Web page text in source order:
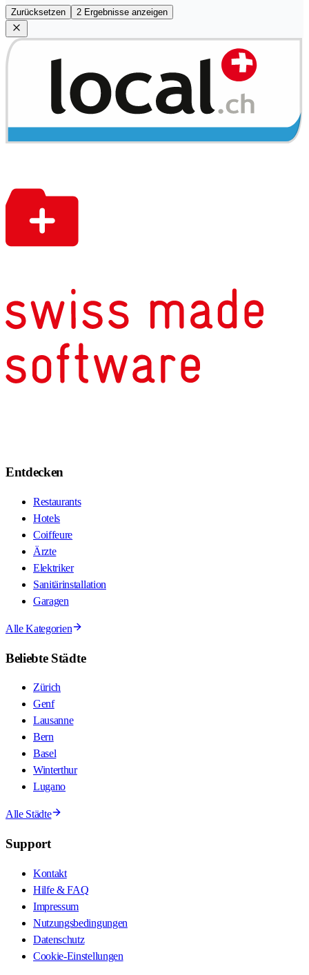
Zurücksetzen 2 Ergebnisse anzeigen
Entdecken
Restaurants
Hotels
Coiffeure
Ärzte
Elektriker
Sanitärinstallation
Garagen
Alle Kategorien
Beliebte Städte
Zürich
Genf
Lausanne
Bern
Basel
Winterthur
Lugano
Alle Städte
Support
Kontakt
Hilfe & FAQ
Impressum
Nutzungsbedingungen
Datenschutz
Cookie-Einstellungen